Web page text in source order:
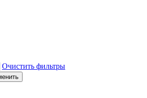
Очистить фильтры